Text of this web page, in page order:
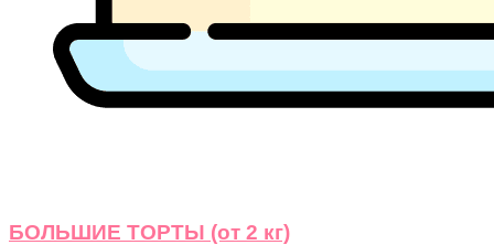
БОЛЬШИЕ ТОРТЫ (от 2 кг)